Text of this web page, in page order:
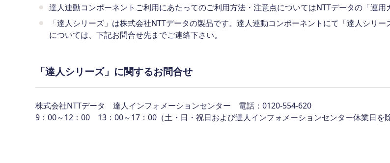
達人連動コンポーネントご利用にあたってのご利用方法・注意点についてはNTTデータの「運用
「達人シリーズ」は株式会社NTTデータの製品です。達人連動コンポーネントにて「達人シリ
については、下記お問合せ先までご連絡下さい。
「達人シリーズ」に関するお問合せ
株式会社NTTデータ 達人インフォメーションセンター 電話：0120-554-620
9：00～12：00 13：00～17：00（土・日・祝日および達人インフォメーションセンター休業日を除